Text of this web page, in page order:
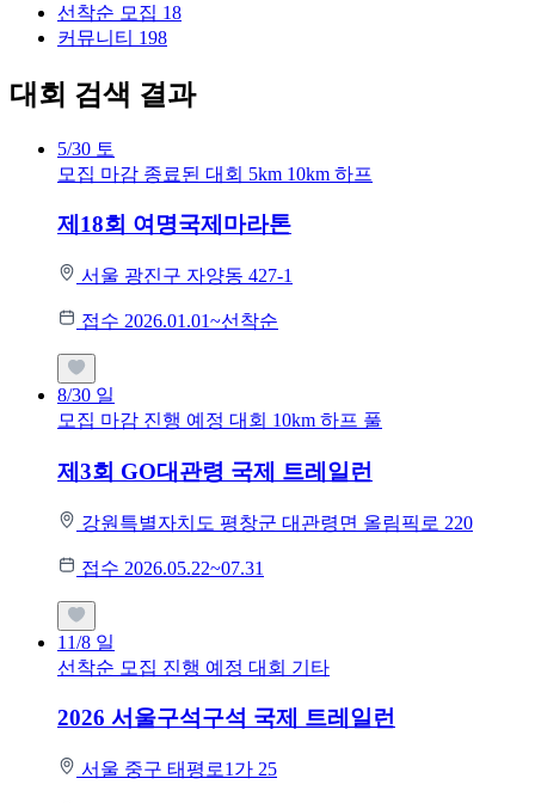
선착순 모집 18
커뮤니티 198
대회 검색 결과
5/30 토
모집 마감 종료된 대회 5km 10km 하프
제18회 여명국제마라톤
서울 광진구 자양동 427-1
접수 2026.01.01~선착순
8/30 일
모집 마감 진행 예정 대회 10km 하프 풀
제3회 GO대관령 국제 트레일런
강원특별자치도 평창군 대관령면 올림픽로 220
접수 2026.05.22~07.31
11/8 일
선착순 모집 진행 예정 대회 기타
2026 서울구석구석 국제 트레일런
서울 중구 태평로1가 25